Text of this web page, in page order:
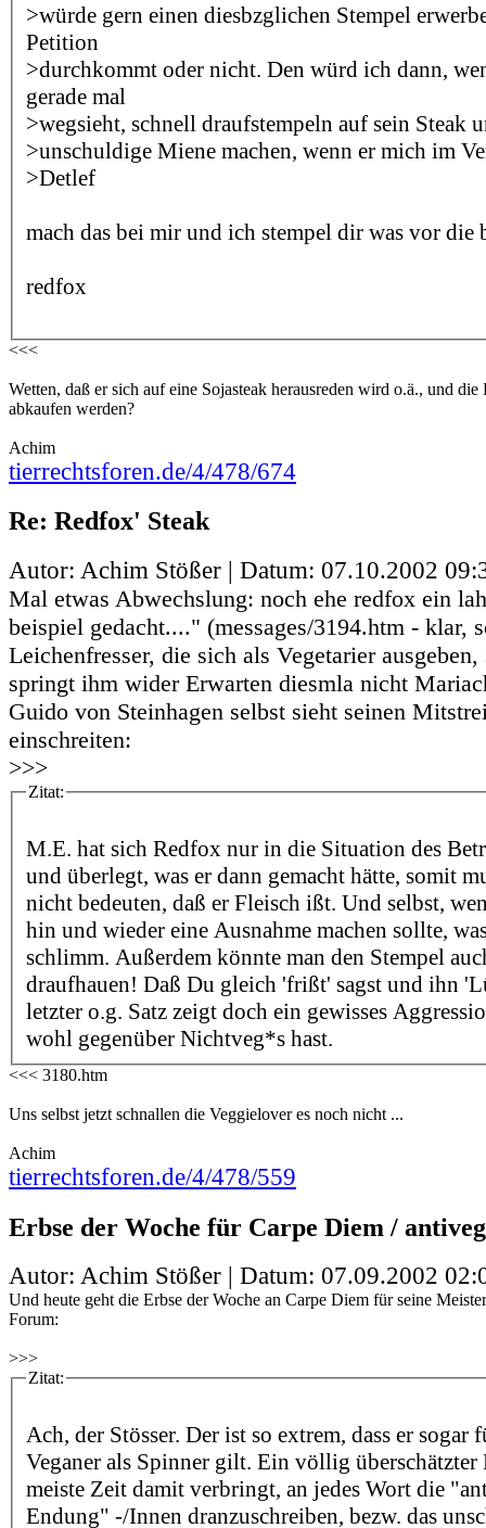
>würde gern einen diesbzglichen Stempel
Petition
>durchkommt oder nicht. Den würd ich dann,
gerade mal
>wegsieht, schnell draufstempeln auf sein Steak
>unschuldige Miene machen, wenn er mich im
>Detlef
mach das bei mir und ich stempel dir was vor die
redfox
<<<
Wetten, daß er sich auf eine Sojasteak herausreden wird o.ä., und
abkaufen werden?
Achim
tierrechtsforen.de/4/478/674
Re: Redfox' Steak
Autor: Achim Stößer | Datum: 07.10.2002
Mal etwas Abwechslung: noch ehe redfox ein
beispiel gedacht...." (messages/3194.htm - klar,
Leichenfresser, die sich als Vegetarier
springt ihm wider Erwarten diesmla nicht
Guido von Steinhagen selbst sieht seinen
einschreiten:
>>>
Zitat:
M.E. hat sich Redfox nur in die Situation des
und überlegt, was er dann gemacht hätte, somit
nicht bedeuten, daß er Fleisch ißt. Und selbst,
hin und wieder eine Ausnahme machen sollte,
schlimm. Außerdem könnte man den Stempel
draufhauen! Daß Du gleich 'frißt' sagst und ihn
letzter o.g. Satz zeigt doch ein gewisses
wohl gegenüber Nichtveg*s hast.
<<< 3180.htm
Uns selbst jetzt schnallen die Veggielover es noch nicht ...
Achim
tierrechtsforen.de/4/478/559
Erbse der Woche für Carpe Diem /
Autor: Achim Stößer | Datum: 07.09.2002
Und heute geht die Erbse der Woche an Carpe Diem für seine
Forum:
>>>
Zitat:
Ach, der Stösser. Der ist so extrem, dass er sogar
Veganer als Spinner gilt. Ein völlig überschätzter
meiste Zeit damit verbringt, an jedes Wort die
Endung" -/Innen dranzuschreiben, bezw. das